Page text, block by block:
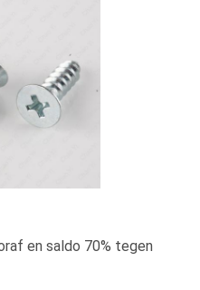
en saldo 70% tegen